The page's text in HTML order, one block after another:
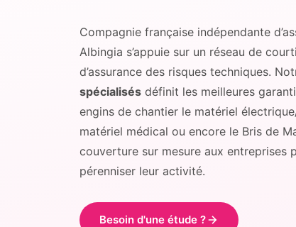
Compagnie française indépendante
Albingia s’appuie sur un réseau de
d’assurance des risques techniques.
spécialisés définit les meilleures
engins de chantier le matériel
matériel médical ou encore le Bris de
couverture sur mesure aux
pérenniser leur activité.
Besoin d'une étude ?